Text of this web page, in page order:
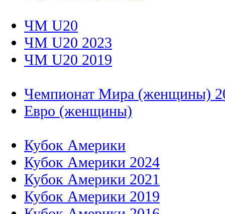
ЧМ U20
ЧМ U20 2023
ЧМ U20 2019
Чемпионат Мира (женщины)
Евро (женщины)
Кубок Америки
Кубок Америки 2024
Кубок Америки 2021
Кубок Америки 2019